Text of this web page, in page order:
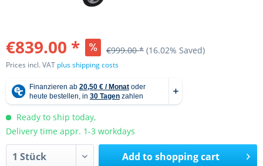
€839.00 * €999.00 * (16.02% Saved)
Prices incl. VAT plus shipping costs
Ready to ship today,
Delivery time appr. 1-3 workdays
Add toshopping cart